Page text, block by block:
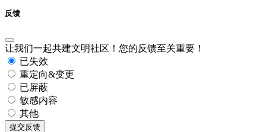
反馈
让我们一起共建文明社区！您的反馈至关重要！
已失效
重定向&变更
已屏蔽
敏感内容
其他
提交反馈